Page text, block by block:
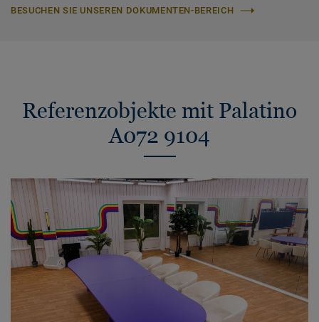
BESUCHEN SIE UNSEREN DOKUMENTEN-BEREICH
Referenzobjekte mit Palatino
A072 9104